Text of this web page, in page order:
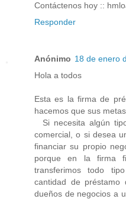
Contáctenos hoy ::
Responder
Anónimo 18 de enero
Hola a todos
Esta es la firma de
hacemos que sus
Si necesita algún
comercial, o si desea
financiar su propio
porque en la firma
transferimos todo
cantidad de
dueños de negocios a